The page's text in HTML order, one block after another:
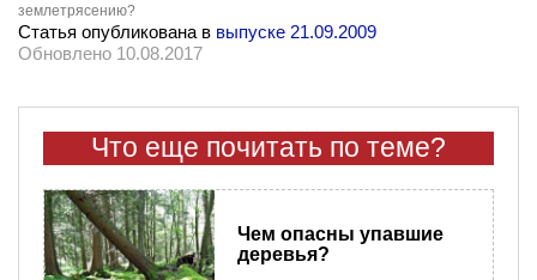
землетрясению?
Статья опубликована в выпуске 21.09.2009
Обновлено 10.08.2017
Что еще почитать по теме?
Чем опасны упавшие
деревья?